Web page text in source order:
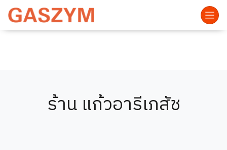
ร้าน แก้วอารีเภสัช